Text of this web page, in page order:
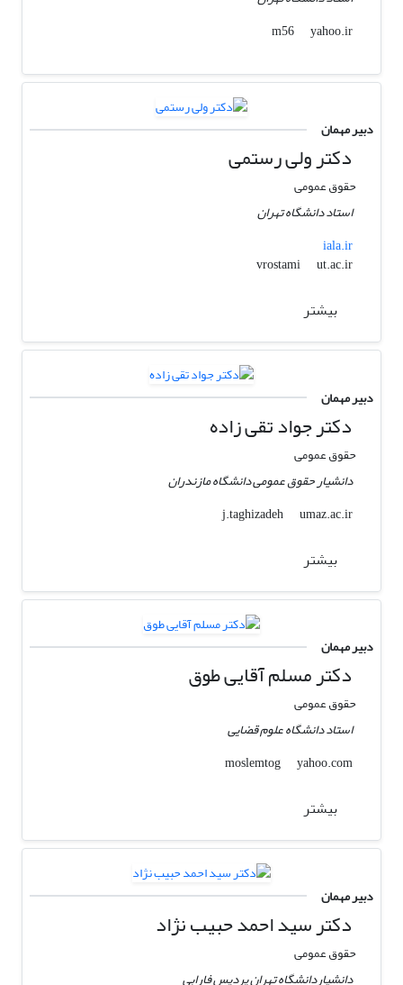
m56
yahoo.ir
دبیر مهمان
دکتر ولی رستمی
حقوق عمومی
استاد دانشگاه تهران
iala.ir
vrostami
ut.ac.ir
بیشتر
دبیر مهمان
دکتر جواد تقی زاده
حقوق عمومی
دانشیار حقوق عمومی دانشگاه مازندران
j.taghizadeh
umaz.ac.ir
بیشتر
دبیر مهمان
دکتر مسلم آقایی طوق
حقوق عمومی
استاد دانشگاه علوم قضایی
moslemtog
yahoo.com
بیشتر
دبیر مهمان
دکتر سید احمد حبیب نژاد
حقوق عمومی
دانشیاردانشگاه تهران پردیس فارابی